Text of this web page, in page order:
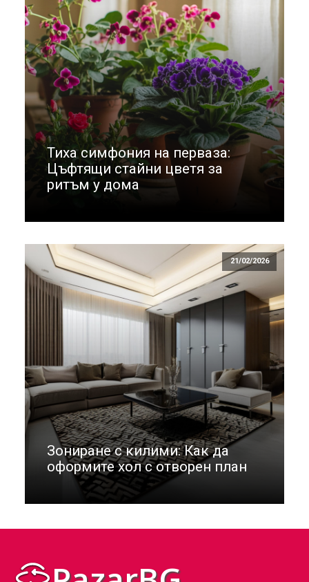
Тиха симфония на перваза:
Цъфтящи стайни цветя за
ритъм у дома
21/02/2026
Зониране с килими: Как да
оформите хол с отворен план